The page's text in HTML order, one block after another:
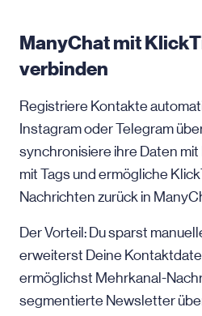
ManyChat mit
verbinden
Registriere Kontakte
Instagram oder Telegram
synchronisiere ihre Daten
mit Tags und ermögliche
Nachrichten zurück in
Der Vorteil: Du sparst
erweiterst Deine
ermöglichst Mehrkanal-
segmentierte Newsletter